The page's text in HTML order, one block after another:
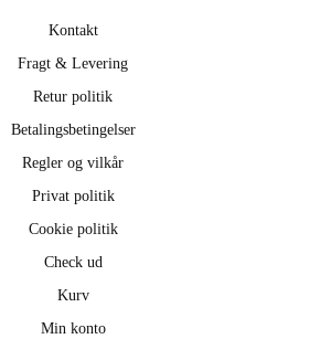
Kontakt
Fragt & Levering
Retur politik
Betalingsbetingelser
Regler og vilkår
Privat politik
Cookie politik
Check ud
Kurv
Min konto